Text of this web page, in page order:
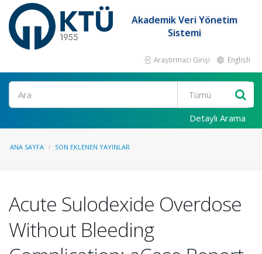
Akademik Veri Yönetim
Sistemi
Araştırmacı Girişi English
Ara
Detaylı Arama
ANA SAYFA SON EKLENEN YAYINLAR
Acute Sulodexide Overdose
Without Bleeding